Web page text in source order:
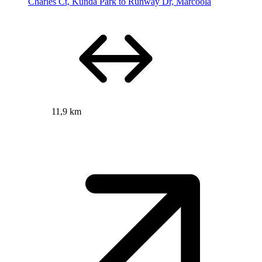
11,9 km